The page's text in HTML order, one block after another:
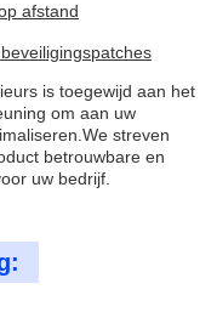
afstand
is toegewijd aan het
om aan uw
streven
betrouwbare en
uw bedrijf.